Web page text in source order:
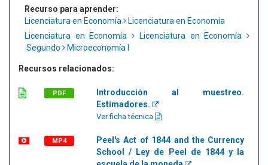
Recurso para aprender:
Licenciatura en Economía
Licenciatura en Economía
Licenciatura en Economía
Licenciatura en Economía
Segundo
Microeconomía I
Recursos relacionados:
PDF
Introducción al muestreo.
Estimadores.
Ver ficha técnica
MP4
Peel's Act of 1844 and the Currency
School / Ley de Peel de 1844 y la